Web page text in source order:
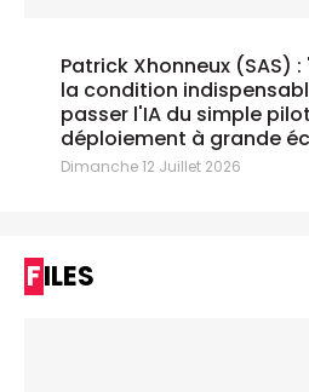
Patrick Xhonneux (SAS)
la condition
passer l'IA du simple
déploiement à grande
Dimanche 12 Juillet 2026
FILES